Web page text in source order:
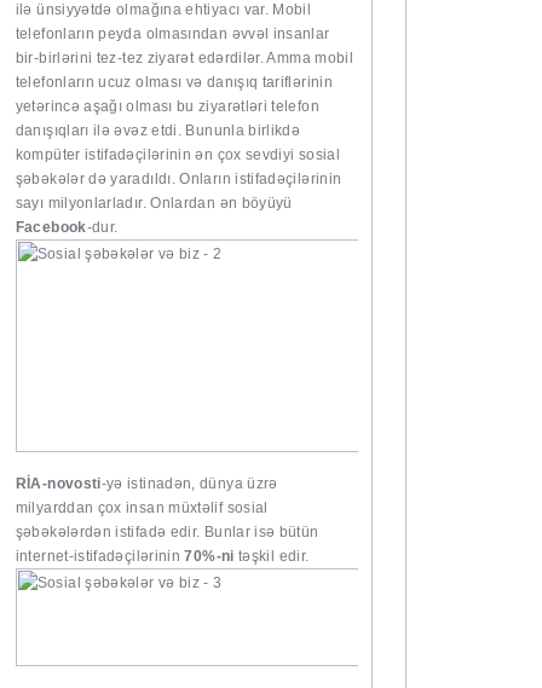
ilə ünsiyyətdə olmağına ehtiyacı var. Mobil
telefonların peyda olmasından əvvəl insanlar
bir-birlərini tez-tez ziyarət edərdilər. Amma mobil
telefonların ucuz olması və danışıq tariflərinin
yetərincə aşağı olması bu ziyarətləri telefon
danışıqları ilə əvəz etdi. Bununla birlikdə
kompüter istifadəçilərinin ən çox sevdiyi sosial
şəbəkələr də yaradıldı. Onların istifadəçilərinin
sayı milyonlarladır. Onlardan ən böyüyü
Facebook-dur.
RİA-novosti-yə istinadən, dünya üzrə
milyarddan çox insan müxtəlif sosial
şəbəkələrdən istifadə edir. Bunlar isə bütün
internet-istifadəçilərinin70%-ni təşkil edir.